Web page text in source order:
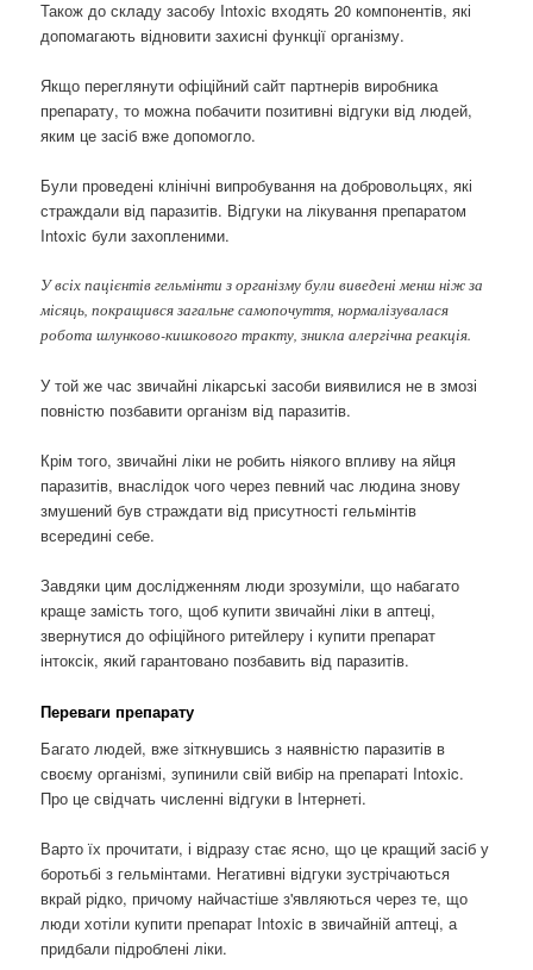
Також до складу засобу Intoxic входять 20 компонентів, які
допомагають відновити захисні функції організму.
Якщо переглянути офіційний сайт партнерів виробника
препарату, то можна побачити позитивні відгуки від людей,
яким це засіб вже допомогло.
Були проведені клінічні випробування на добровольцях, які
страждали від паразитів. Відгуки на лікування препаратом
Intoxic були захопленими.
У всіх пацієнтів гельмінти з організму були виведені менш ніж за
місяць, покращився загальне самопочуття, нормалізувалася
робота шлунково-кишкового тракту, зникла алергічна реакція.
У той же час звичайні лікарські засоби виявилися не в змозі
повністю позбавити організм від паразитів.
Крім того, звичайні ліки не робить ніякого впливу на яйця
паразитів, внаслідок чого через певний час людина знову
змушений був страждати від присутності гельмінтів
всередині себе.
Завдяки цим дослідженням люди зрозуміли, що набагато
краще замість того, щоб купити звичайні ліки в аптеці,
звернутися до офіційного ритейлеру і купити препарат
інтоксік, який гарантовано позбавить від паразитів.
Переваги препарату
Багато людей, вже зіткнувшись з наявністю паразитів в
своєму організмі, зупинили свій вибір на препараті Intoxic.
Про це свідчать численні відгуки в Інтернеті.
Варто їх прочитати, і відразу стає ясно, що це кращий засіб у
боротьбі з гельмінтами. Негативні відгуки зустрічаються
вкрай рідко, причому найчастіше з'являються через те, що
люди хотіли купити препарат Intoxic в звичайній аптеці, а
придбали підроблені ліки.